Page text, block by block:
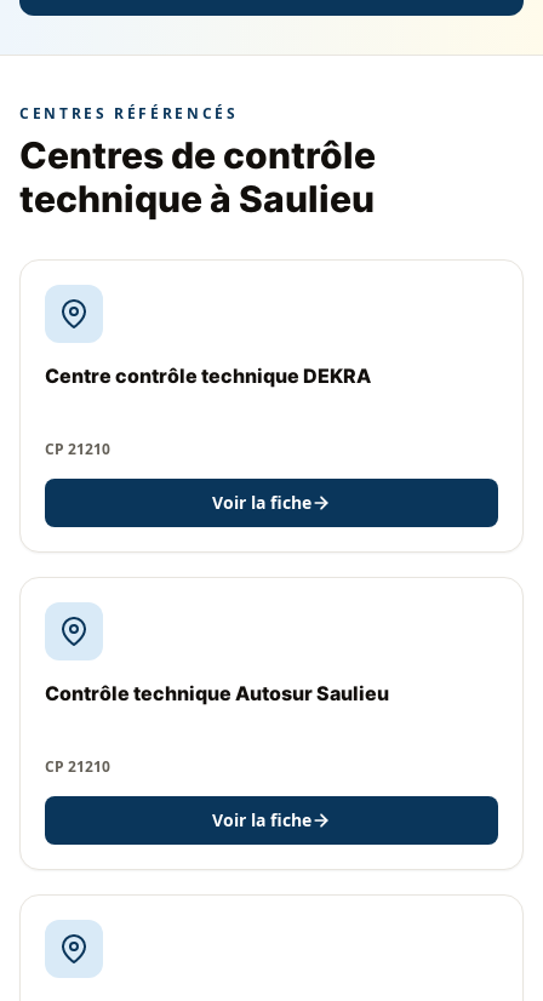
CENTRES RÉFÉRENCÉS
Centres de contrôle
technique à Saulieu
Centre contrôle technique DEKRA
CP 21210
Voir la fiche
Contrôle technique Autosur Saulieu
CP 21210
Voir la fiche